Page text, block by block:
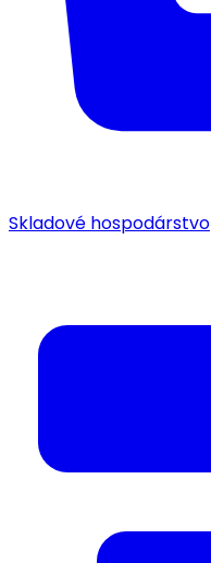
Skladové hospodárstvo